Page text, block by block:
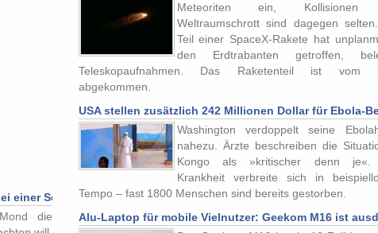
einer Schutzbrille beachten
die
Meteoriten ein, Kollisionen
Weltraumschrott sind dagegen
Teil einer SpaceX-Rakete hat
den Erdtrabanten getroffen,
Teleskopaufnahmen. Das Raketenteil ist vom
abgekommen.
USA stellen zusätzlich 242 Millionen Dollar für Ebola-
Washington verdoppelt seine
nahezu. Ärzte beschreiben die
Kongo als »kritischer denn je«.
Krankheit verbreite sich in
Tempo – fast 1800 Menschen sind bereits gestorben.
Alu-Laptop für mobile Vielnutzer: Geekom M16 ist